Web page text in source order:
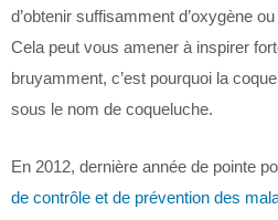
d’obtenir suffisamment d’oxygène
Cela peut vous amener à inspirer
bruyamment, c’est pourquoi la
sous le nom de coqueluche.
En 2012, dernière année de pointe
de contrôle et de prévention des